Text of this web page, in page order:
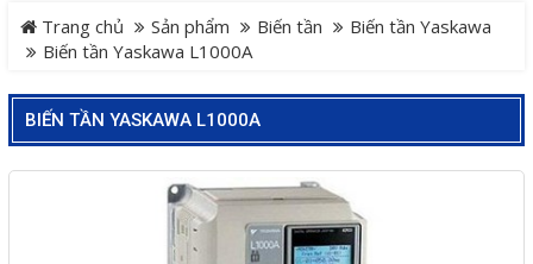
Trang chủ Sản phẩm Biến tần
Biến tần Yaskawa
Biến tần Yaskawa L1000A
BIẾN TẦN YASKAWA L1000A
Trang chủ
Sản phẩm
Hệ Thống Cảnh Báo An
Hotline
64 đường 24, KDC Hiệp
Thủ Dầu Một, Tỉnh Bình
Dương
Điện thoại
0909 199 102